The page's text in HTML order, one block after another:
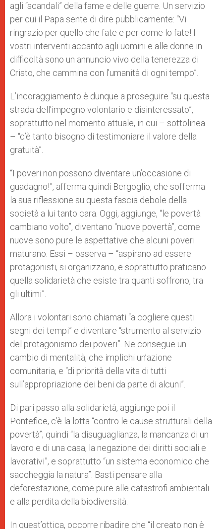
agli “scandali” della fame e delle guerre. Un servizio
per cui il Papa sente di dire pubblicamente: “Vi
ringrazio per quello che fate e per come lo fate! I
vostri interventi accanto agli uomini e alle donne in
difficoltà sono un annuncio vivo della tenerezza di
Cristo, che cammina con l’umanità di ogni tempo”.
L’incoraggiamento è dunque a proseguire “su questa
strada dell’impegno volontario e disinteressato”,
soprattutto nel momento attuale, in cui – sottolinea
– “c’è tanto bisogno di testimoniare il valore della
gratuità”.
“I poveri non possono diventare un’occasione di
guadagno!”, afferma quindi Bergoglio, che sofferma
la sua riflessione su questa fascia debole della
società a lui tanto cara. Oggi, aggiunge, “le povertà
cambiano volto”, diventano “nuove povertà”, come
nuove sono pure le aspettative che alcuni poveri
maturano. Essi – osserva – “aspirano ad essere
protagonisti, si organizzano, e soprattutto praticano
quella solidarietà che esiste tra quanti soffrono, tra
gli ultimi”.
Allora i volontari sono chiamati “a cogliere questi
segni dei tempi” e diventare “strumento al servizio
del protagonismo dei poveri”. Ne consegue un
cambio di mentalità, che implichi un’azione
comunitaria, e “di priorità della vita di tutti
sull’appropriazione dei beni da parte di alcuni”.
Di pari passo alla solidarietà, aggiunge poi il
Pontefice, c’è la lotta “contro le cause strutturali della
povertà”; quindi “la disuguaglianza, la mancanza di un
lavoro e di una casa, la negazione dei diritti sociali e
lavorativi”, e soprattutto “un sistema economico che
saccheggia la natura”. Basti pensare alla
deforestazione, come pure alle catastrofi ambientali
e alla perdita della biodiversità.
In quest’ottica, occorre ribadire che “il creato non è